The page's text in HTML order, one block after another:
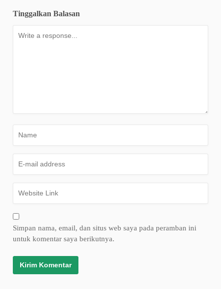
Tinggalkan Balasan
Simpan nama, email, dan situs web saya pada peramban ini
untuk komentar saya berikutnya.